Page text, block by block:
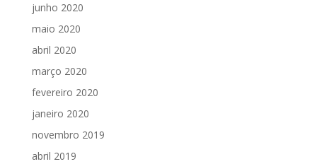
junho 2020
maio 2020
abril 2020
março 2020
fevereiro 2020
janeiro 2020
novembro 2019
abril 2019